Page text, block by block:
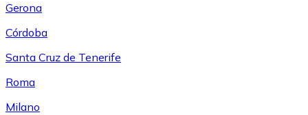
Gerona
Córdoba
Santa Cruz de Tenerife
Roma
Milano